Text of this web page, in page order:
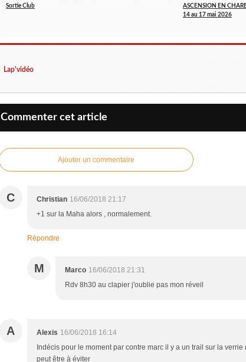
Sortie Club
ASCENSION EN
14 au 17 mai 2026
Lap'vidéo
Commenter cet article
Ajouter un commentaire
C Christian 16/06/2018 21:17
+1 sur la Maha alors , normalement.
Répondre
M Marco 16/06/2018 21:31
Rdv 8h30 au clapier j'oublie pas mon réveil
A Alexis 16/06/2018 16:14
Indécis pour le moment par contre marc il y a un trail sur la
peut être à éviter